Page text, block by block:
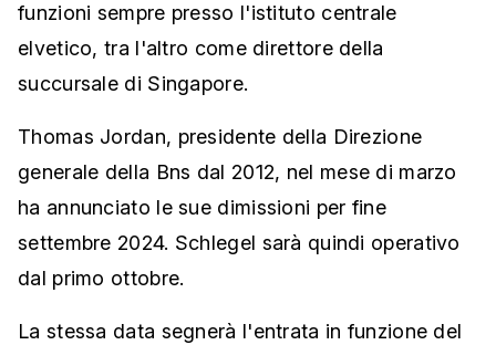
funzioni sempre presso l'istituto centrale
elvetico, tra l'altro come direttore della
succursale di Singapore.
Thomas Jordan, presidente della Direzione
generale della Bns dal 2012, nel mese di marzo
ha annunciato le sue dimissioni per fine
settembre 2024. Schlegel sarà quindi operativo
dal primo ottobre.
La stessa data segnerà l'entrata in funzione del